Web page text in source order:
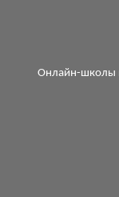
Онлайн-школы